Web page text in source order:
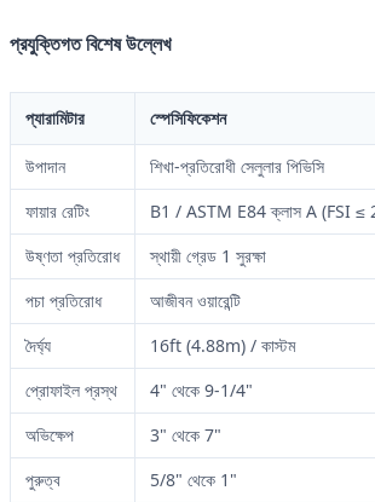
প্রযুক্তিগত বিশেষ উল্লেখ
প্যারামিটার স্পেসিফিকেশন
উপাদান
শিখা-প্রতিরোধী সেলুলার পিভিসি
ফায়ার রেটিং
B1 / ASTM E84 ক্লাস A (FSI ≤
উষ্ণতা প্রতিরোধ
স্থায়ী গ্রেড 1 সুরক্ষা
পচা প্রতিরোধ
আজীবন ওয়ারেন্টি
দৈর্ঘ্য
16ft (4.88m) / কাস্টম
প্রোফাইল প্রস্থ
4" থেকে 9-1/4"
অভিক্ষেপ
3" থেকে 7"
পুরুত্ব
5/8" থেকে 1"